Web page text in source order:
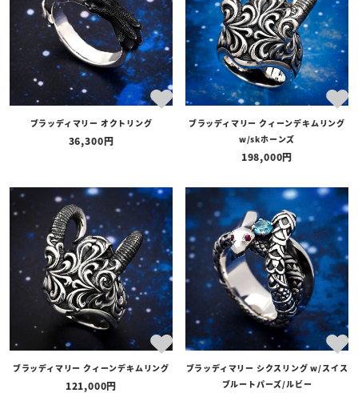
ブラッディマリー オクトリング
36,300
ブラッディマリー クィーンデキムリング
w/skホーンズ
198,000
ブラッディマリー クィーンデキムリング
121,000
ブラッディマリー シクスリング w/スイス
ブルートパーズ/ルビー